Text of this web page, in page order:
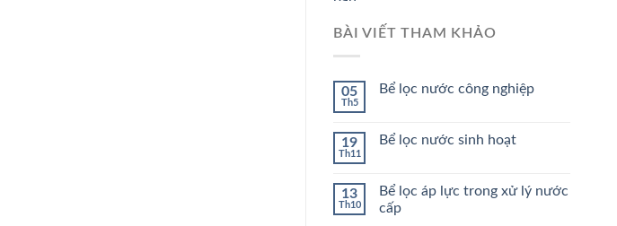
BÀI VIẾT THAM KHẢO
05
Th5
Bể lọc nước công nghiệp
19
Th11
Bể lọc nước sinh hoạt
13
Th10
Bể lọc áp lực trong xử lý nước
cấp